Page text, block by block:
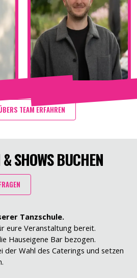
TEAM ERFAHREN
SHOWS BUCHEN
Tanzschule.
eure Veranstaltung bereit.
Hauseigene Bar bezogen.
der Wahl des Caterings und setzen